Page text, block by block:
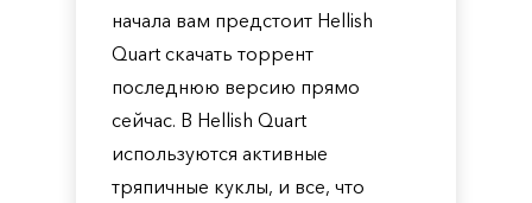
начала вам предстоит Hellish
Quart скачать торрент
последнюю версию прямо
сейчас. В Hellish Quart
используются активные
тряпичные куклы, и все, что